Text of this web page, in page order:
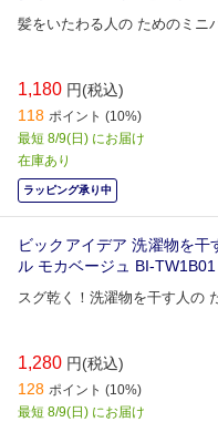
髪をいたわる人の ためのミニ
1,180 円(税込)
118 ポイント (10%)
最短 8/9(日) にお届け
在庫あり
ラッピング承り中
ビックアイデア 洗濯物を干
ル モカベージュ BI-TW1B01
スグ乾く！洗濯物を干す人の
1,280 円(税込)
128 ポイント (10%)
最短 8/9(日) にお届け